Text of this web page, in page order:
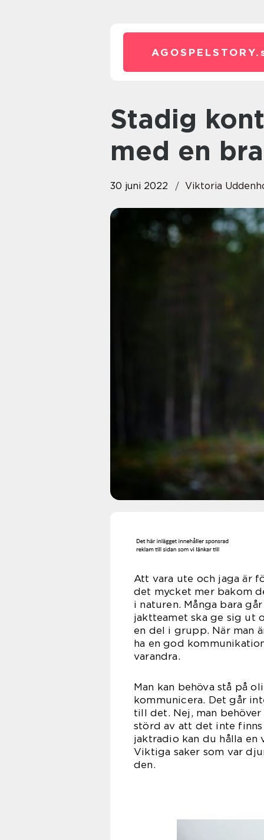
AGOSPELSTORY.
Stadig kontakt med jaktlaget
med en
30 juni 2022 Viktoria
Att vara ute och jaga är
det mycket mer bakom
i naturen. Många bara
jaktteamet ska ge sig ut
en del i grupp. När man
ha en god
Man kan behöva stå på
kommunicera. Det går
till det. Nej, man
störd av att det inte
jaktradio kan du hålla
Viktiga saker som var